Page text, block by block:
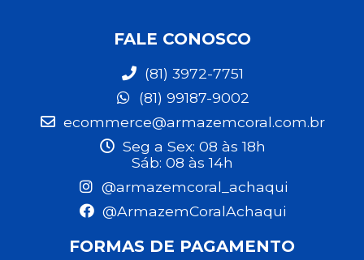
FALE CONOSCO
(81) 3972-7751
(81) 99187-9002
ecommerce@armazemcoral.com.br
Seg a Sex: 08 às 18h
Sáb: 08 às 14h
@armazemcoral_achaqui
@ArmazemCoralAchaqui
FORMAS DE PAGAMENTO